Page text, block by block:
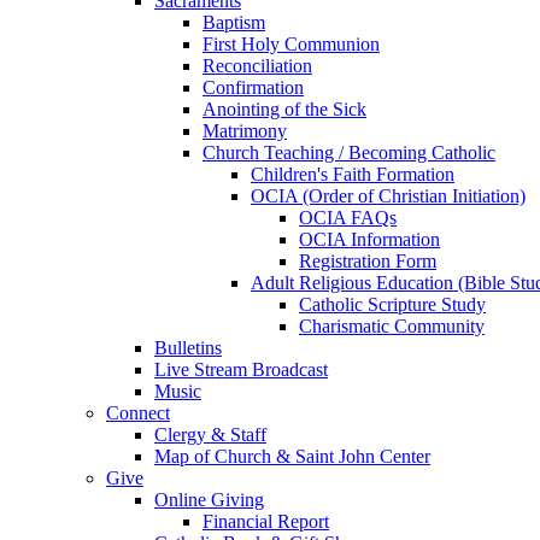
Baptism
First Holy Communion
Reconciliation
Confirmation
Anointing of the Sick
Matrimony
Church Teaching / Becoming Catholic
Children's Faith Formation
OCIA (Order of Christian Initiation)
OCIA FAQs
OCIA Information
Registration Form
Adult Religious Education (Bible
Catholic Scripture Study
Charismatic Community
Bulletins
Live Stream Broadcast
Music
Connect
Clergy & Staff
Map of Church & Saint John Center
Give
Online Giving
Financial Report